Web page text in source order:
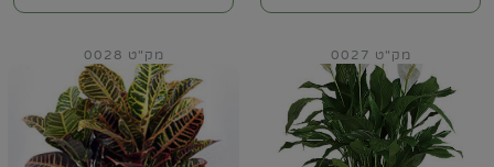
מק"ט 0027 מק"ט 0028